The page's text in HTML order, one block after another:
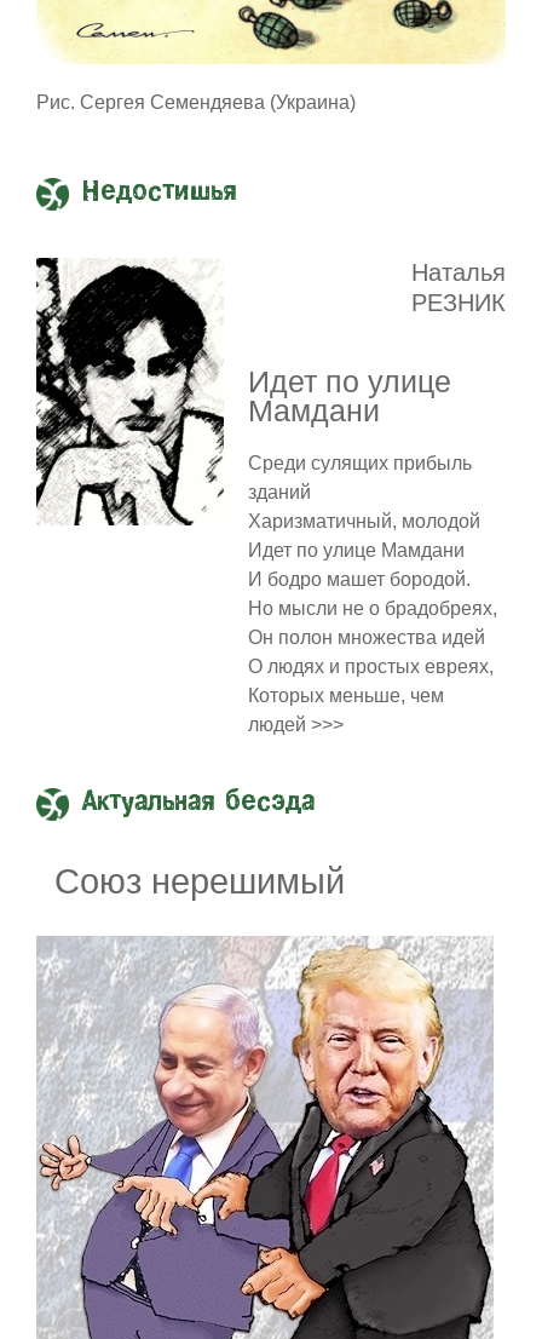
Рис. Сергея Семендяева (Украина)
Недостишья
Наталья
РЕЗНИК
Идет по улице
Мамдани
Среди сулящих прибыль
зданий
Харизматичный, молодой
Идет по улице Мамдани
И бодро машет бородой.
Но мысли не о брадобреях,
Он полон множества идей
О людях и простых евреях,
Которых меньше, чем
людей >>>
Актуальная бесэда
Союз нерешимый